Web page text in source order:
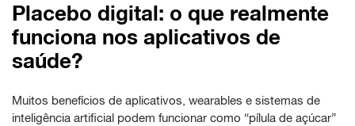
Placebo digital: o que realmente
funciona nos aplicativos de
saúde?
Muitos benefícios de aplicativos, wearables e sistemas de
inteligência artificial podem funcionar como “pílula de açúcar”